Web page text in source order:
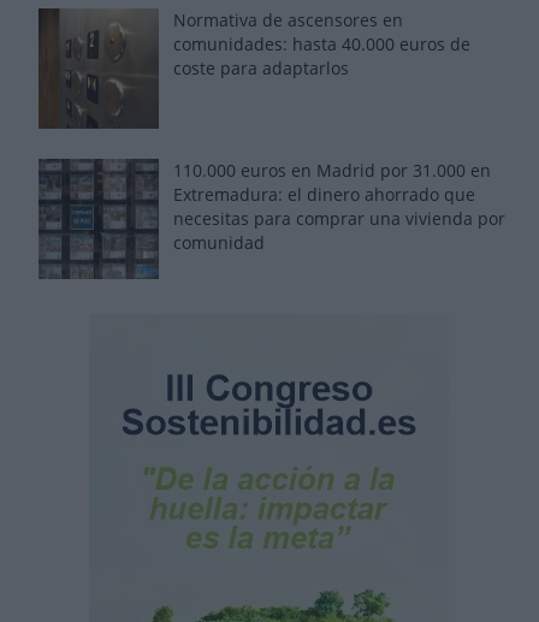
Normativa de ascensores en
comunidades: hasta 40.000 euros de
coste para adaptarlos
110.000 euros en Madrid por 31.000 en
Extremadura: el dinero ahorrado que
necesitas para comprar una vivienda por
comunidad